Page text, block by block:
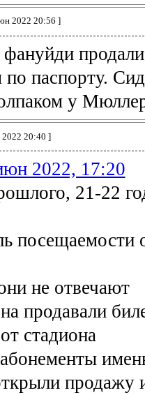
2022 20:56 ]
паспорту.
у
20:40 ]
2022, 17:20
21-22
посещаемости
не отвечают
продавали
стадиона
продажу